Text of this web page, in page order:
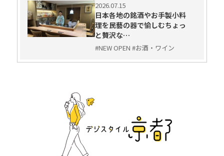
2026.07.15
日本各地の銘酒やお手製小料
理を民藝の器で愉しむちょっ
と贅沢な…
#NEW OPEN #お酒・ワイン